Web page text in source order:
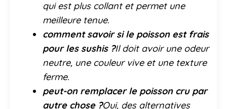
qui est plus collant et permet une
meilleure tenue.
comment savoir si le poisson est frais
pour les sushis ?Il doit avoir une odeur
neutre, une couleur vive et une texture
ferme.
peut-on remplacer le poisson cru par
autre chose ?Oui, des alternatives